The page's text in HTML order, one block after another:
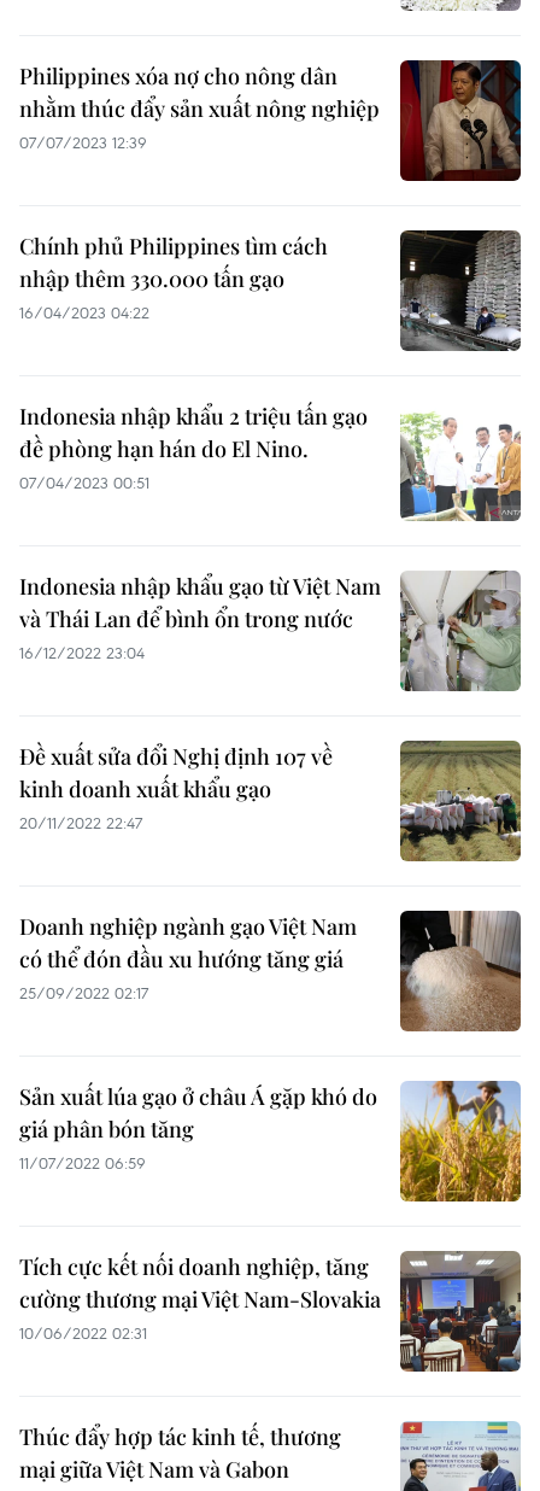
Philippines xóa nợ cho nông dân
nhằm thúc đẩy sản xuất nông nghiệp
07/07/2023 12:39
Chính phủ Philippines tìm cách
nhập thêm 330.000 tấn gạo
16/04/2023 04:22
Indonesia nhập khẩu 2 triệu tấn gạo
đề phòng hạn hán do El Nino.
07/04/2023 00:51
Indonesia nhập khẩu gạo từ Việt Nam
và Thái Lan để bình ổn trong nước
16/12/2022 23:04
Đề xuất sửa đổi Nghị định 107 về
kinh doanh xuất khẩu gạo
20/11/2022 22:47
Doanh nghiệp ngành gạo Việt Nam
có thể đón đầu xu hướng tăng giá
25/09/2022 02:17
Sản xuất lúa gạo ở châu Á gặp khó do
giá phân bón tăng
11/07/2022 06:59
Tích cực kết nối doanh nghiệp, tăng
cường thương mại Việt Nam-Slovakia
10/06/2022 02:31
Thúc đẩy hợp tác kinh tế, thương
mại giữa Việt Nam và Gabon